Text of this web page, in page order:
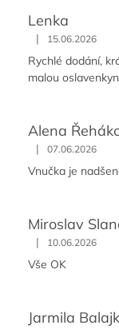
Lenka
| 15.06.2026
Rychlé dodání,
malou
Alena
| 07.06.2026
Vnučka je
Miroslav
| 10.06.2026
Vše OK
Jarmila